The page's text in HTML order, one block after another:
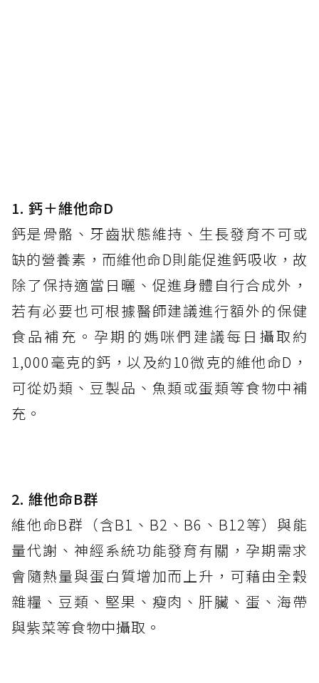
1. 鈣＋維他命D
鈣是骨骼、牙齒狀態維持、生長發育不可或
缺的營養素，而維他命D則能促進鈣吸收，故
除了保持適當日曬、促進身體自行合成外，
若有必要也可根據醫師建議進行額外的保健
食品補充。孕期的媽咪們建議每日攝取約
1,000毫克的鈣，以及約10微克的維他命D，
可從奶類、豆製品、魚類或蛋類等食物中補
充。
2. 維他命B群
維他命B群（含B1、B2、B6、B12等）與能
量代謝、神經系統功能發育有關，孕期需求
會隨熱量與蛋白質增加而上升，可藉由全穀
雜糧、豆類、堅果、瘦肉、肝臟、蛋、海帶
與紫菜等食物中攝取。